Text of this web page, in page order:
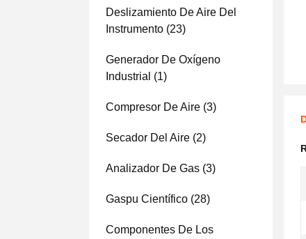
Deslizamiento De Aire Del
Instrumento (23)
Generador De Oxígeno
Industrial (1)
Compresor De Aire (3)
Secador Del Aire (2)
Analizador De Gas (3)
Gaspu Científico (28)
Componentes De Los